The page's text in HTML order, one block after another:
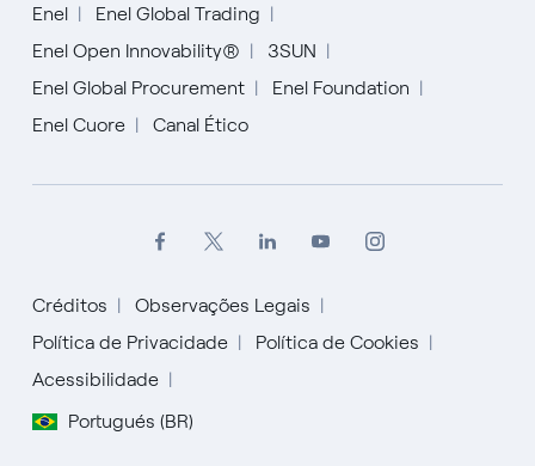
Enel
Enel Global Trading
Enel Open Innovability®
3SUN
Enel Global Procurement
Enel Foundation
Enel Cuore
Canal Ético
Créditos
Observações Legais
Política de Privacidade
Política de Cookies
Acessibilidade
Portugués (BR)